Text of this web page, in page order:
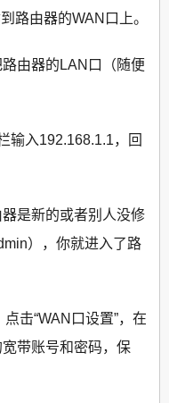
路由器的WAN口上。
由器的LAN口（随便
输入192.168.1.1，回
是新的或者别人没修
），你就进入了路
击“WAN口设置”，在
带账号和密码，保